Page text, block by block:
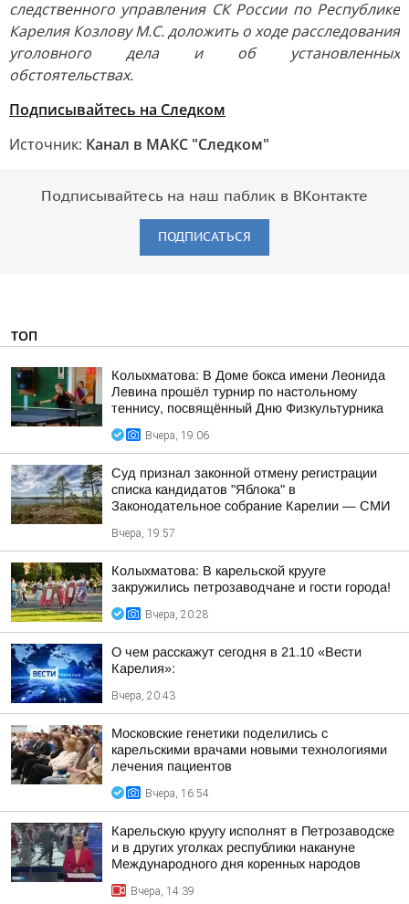
следственного управления СК России по Республике
Карелия Козлову М.С. доложить о ходе расследования
уголовного дела и об установленных
обстоятельствах.
Подписывайтесь на Следком
Источник: Канал в МАКС "Следком"
Подписывайтесь на наш паблик в ВКонтакте
ПОДПИСАТЬСЯ
ТОП
Колыхматова: В Доме бокса имени Леонида
Левина прошёл турнир по настольному
теннису, посвящённый Дню Физкультурника
Вчера, 19:06
Суд признал законной отмену регистрации
списка кандидатов "Яблока" в
Законодательное собрание Карелии — СМИ
Вчера, 19:57
Колыхматова: В карельской крууге
закружились петрозаводчане и гости города!
Вчера, 20:28
О чем расскажут сегодня в 21.10 «Вести
Карелия»:
Вчера, 20:43
Московские генетики поделились с
карельскими врачами новыми технологиями
лечения пациентов
Вчера, 16:54
Карельскую круугу исполнят в Петрозаводске
и в других уголках республики накануне
Международного дня коренных народов
Вчера, 14:39